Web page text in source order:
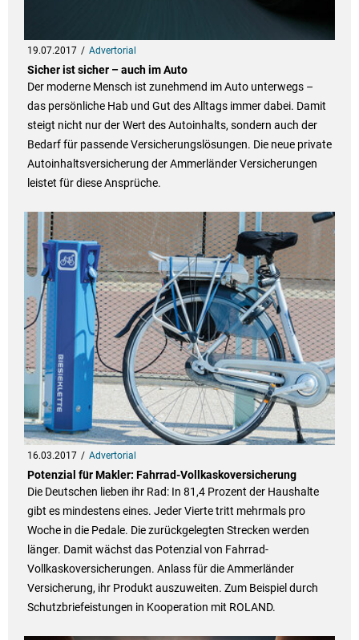
19.07.2017 Advertorial
Sicher ist sicher – auch im Auto
Der moderne Mensch ist zunehmend im Auto unterwegs –
das persönliche Hab und Gut des Alltags immer dabei. Damit
steigt nicht nur der Wert des Autoinhalts, sondern auch der
Bedarf für passende Versicherungslösungen. Die neue private
Autoinhaltsversicherung der Ammerländer Versicherungen
leistet für diese Ansprüche.
16.03.2017 Advertorial
Potenzial für Makler: Fahrrad-Vollkaskoversicherung
Die Deutschen lieben ihr Rad: In 81,4 Prozent der Haushalte
gibt es mindestens eines. Jeder Vierte tritt mehrmals pro
Woche in die Pedale. Die zurückgelegten Strecken werden
länger. Damit wächst das Potenzial von Fahrrad-
Vollkaskoversicherungen. Anlass für die Ammerländer
Versicherung, ihr Produkt auszuweiten. Zum Beispiel durch
Schutzbrie­feistungen in Kooperation mit ROLAND.